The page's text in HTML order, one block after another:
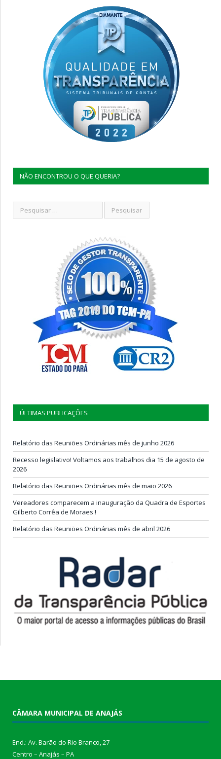
NÃO ENCONTROU O QUE QUERIA?
ÚLTIMAS PUBLICAÇÕES
Relatório das Reuniões Ordinárias mês de junho 2026
Recesso legislativo! Voltamos aos trabalhos dia 15 de agosto de
2026
Relatório das Reuniões Ordinárias mês de maio 2026
Vereadores comparecem a inauguração da Quadra de Esportes
Gilberto Corrêa de Moraes !
Relatório das Reuniões Ordinárias mês de abril 2026
CÂMARA MUNICIPAL DE ANAJÁS
End.: Av. Barão do Rio Branco, 27
Centro – Anajás – PA